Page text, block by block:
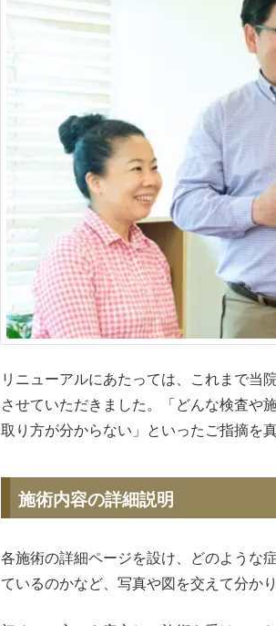
リニューアルにあたっては、これまで当
させていただきました。「どんな検査や
取り方が分からない」といったご指摘を
施術内容の詳細説明
各施術の詳細ページを設け、どのような
ているのかなど、写真や図を交えて分か